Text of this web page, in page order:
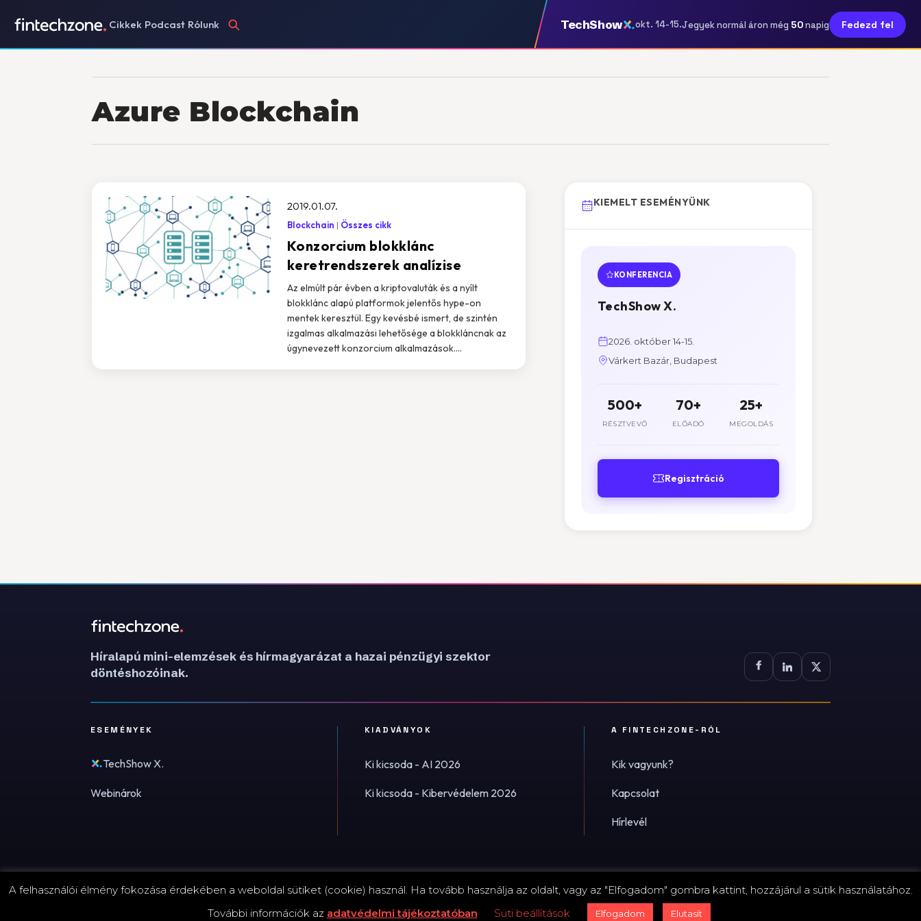
Cikkek Podcast Rólunk TechShow okt. 14-15.Jegyek normál áron még 50napig Fedezd fel
Azure Blockchain
Konzorcium blokklánc
keretrendszerek analízise
2019.01.07.
Blockchain Összes cikk
Az elmúlt pár évben a kriptovaluták és a nyílt
blokklánc alapú platformok jelentős hype-on
mentek keresztül. Egy kevésbé ismert, de szintén
izgalmas alkalmazási lehetősége a blokkláncnak az
úgynevezett konzorcium alkalmazások....
KIEMELT ESEMÉNYÜNK
KONFERENCIA
TechShow X.
2026. október 14-15.
Várkert Bazár, Budapest
500+
RÉSZTVEVŐ
70+
ELŐADÓ
25+
MEGOLDÁS
Regisztráció
Híralapú mini-elemzések és hírmagyarázat a hazai pénzügyi szektor
döntéshozóinak.
ESEMÉNYEK
TechShow X.
Webinárok
KIADVÁNYOK
Ki kicsoda - AI 2026
Ki kicsoda - Kibervédelem 2026
A FINTECHZONE-RÓL
Kik vagyunk?
Kapcsolat
Hírlevél
© 2026 FinTechZone.hu - A FinTech Group Kft. Impresszum · Adatvédelmi tájékoztató (PDF) Süti-beállítások
A felhasználói élmény fokozása érdekében a weboldal sütiket (cookie) használ. Ha tovább használja az oldalt, vagy az "Elfogadom" gombra kattint, hozzájárul a sütik használatához.
További információk az adatvédelmi tájékoztatóban Süti beállítások Elfogadom Elutasít